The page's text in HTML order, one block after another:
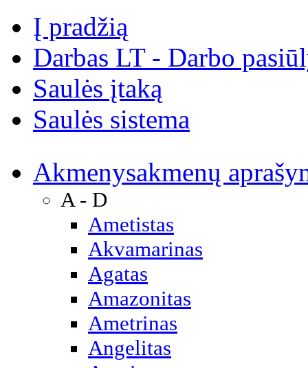
Į pradžią
Darbas LT - Darbo
Saulės įtaką
Saulės sistema
Akmenysakmenų
A - D
Ametistas
Akvamarinas
Agatas
Amazonitas
Ametrinas
Angelitas